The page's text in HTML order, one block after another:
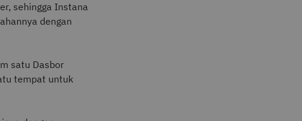
sehingga Instana
dengan
satu Dasbor
tempat untuk